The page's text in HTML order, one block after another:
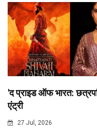
'द प्राइड ऑफ भारत:
एंट्री
27 Jul, 2026